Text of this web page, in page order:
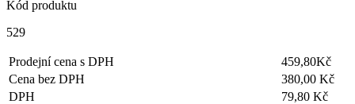
Kód produktu
529
Prodejní cena s DPH
459,80Kč
Cena bez DPH
380,00 Kč
DPH
79,80 Kč